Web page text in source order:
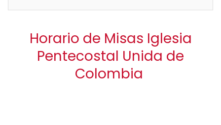
Horario de Misas Iglesia
Pentecostal Unida de
Colombia